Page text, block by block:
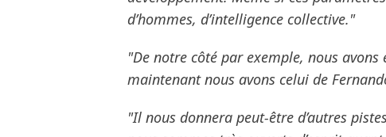
d’hommes, d’intelligence collective."
"De notre côté par exemple, nous avons
maintenant nous avons celui de
"Il nous donnera peut-être d’autres